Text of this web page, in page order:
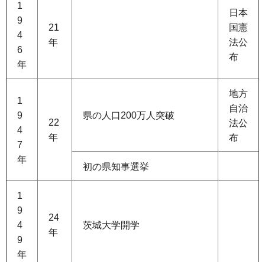
1
9
4
6
年
21
年
日本
国憲
法公
布
1
9
4
7
年
22
年
県の人口200万人突破
地方
自治
法公
布
初の県知事選挙
1
9
4
9
年
24
年
茨城大学開学